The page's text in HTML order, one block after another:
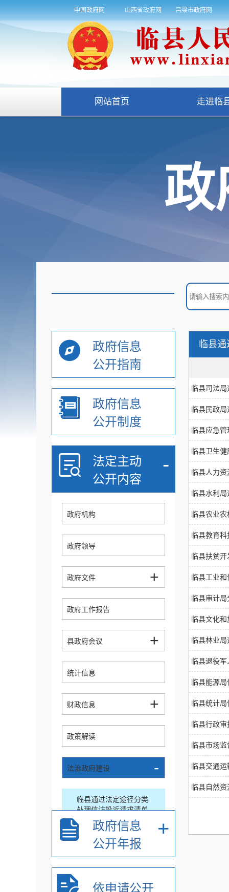
中国政府网 山西省政府网 吕梁市政府网
网站首页 走进临
政
政府信息
公开指南
政府信息
公开制度
法定主动
公开内容
-
政府机构
政府领导
政府文件 +
政府工作报告
县政府会议 +
统计信息
财政信息 +
政策解读
法治政府建设 -
临县通过法定途径分类
处理信访投诉请求清单
(已归档)
权责清单(已归档)
年度报告
政府信息
公开年报
+
依申请公开
临县
临县司法
临县民政
临县应急
临县卫生
临县人力
临县水利
临县农业
临县教育
临县扶贫
临县工业
临县审计
临县文化
临县林业
临县退役
临县能源
临县统计
临县行政
临县市场
临县交通
临县自然